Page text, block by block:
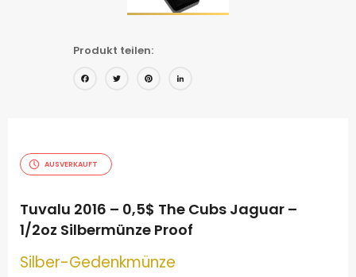
Produkt teilen:
Facebook
TwitterPinterest
AUSVERKAUFT
Tuvalu 2016 – 0,5$ The Cubs Jaguar –
1/2oz Silbermünze Proof
Silber-Gedenkmünze